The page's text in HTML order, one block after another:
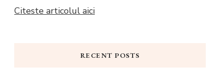
Citeste articolul aici
RECENT POSTS